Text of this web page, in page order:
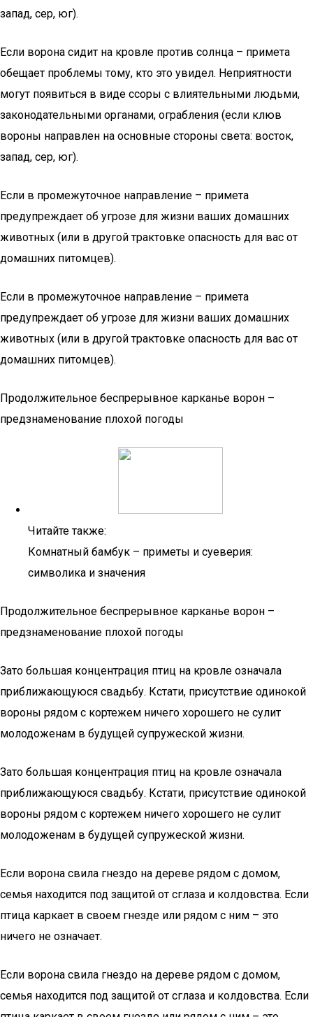
запад, сер, юг).
Если ворона сидит на кровле против солнца – примета
обещает проблемы тому, кто это увидел. Неприятности
могут появиться в виде ссоры с влиятельными людьми,
законодательными органами, ограбления (если клюв
вороны направлен на основные стороны света: восток,
запад, сер, юг).
Если в промежуточное направление – примета
предупреждает об угрозе для жизни ваших домашних
животных (или в другой трактовке опасность для вас от
домашних питомцев).
Если в промежуточное направление – примета
предупреждает об угрозе для жизни ваших домашних
животных (или в другой трактовке опасность для вас от
домашних питомцев).
Продолжительное беспрерывное карканье ворон –
предзнаменование плохой погоды
Читайте также:
Комнатный бамбук – приметы и суеверия:
символика и значения
Продолжительное беспрерывное карканье ворон –
предзнаменование плохой погоды
Зато большая концентрация птиц на кровле означала
приближающуюся свадьбу. Кстати, присутствие одинокой
вороны рядом с кортежем ничего хорошего не сулит
молодоженам в будущей супружеской жизни.
Зато большая концентрация птиц на кровле означала
приближающуюся свадьбу. Кстати, присутствие одинокой
вороны рядом с кортежем ничего хорошего не сулит
молодоженам в будущей супружеской жизни.
Если ворона свила гнездо на дереве рядом с домом,
семья находится под защитой от сглаза и колдовства. Если
птица каркает в своем гнезде или рядом с ним – это
ничего не означает.
Если ворона свила гнездо на дереве рядом с домом,
семья находится под защитой от сглаза и колдовства. Если